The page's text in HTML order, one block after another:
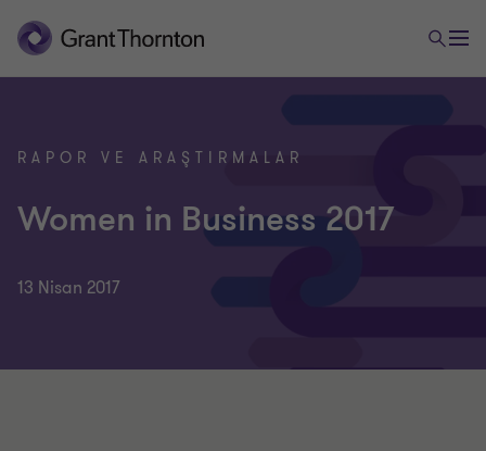
RAPOR VE ARAŞTIRMALAR
Women in Business 2017
13 Nisan 2017